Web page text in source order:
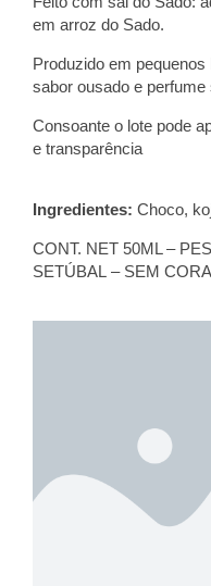
em arroz do Sado.
Produzido em
sabor ousado e perfume
Consoante o lote pode
e transparência
Ingredientes: Choco,
CONT. NET 50ML –
SETÚBAL – SEM